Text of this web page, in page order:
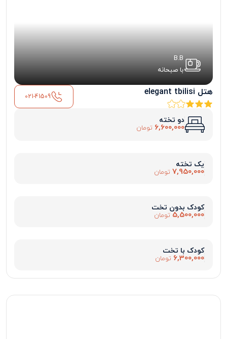
B.B
با صبحانه
هتل elegant tbilisi 021-41509
دو تخته
6,600,000 تومان
یک تخته
7,950,000 تومان
کودک بدون تخت
5,500,000 تومان
کودک با تخت
6,300,000 تومان